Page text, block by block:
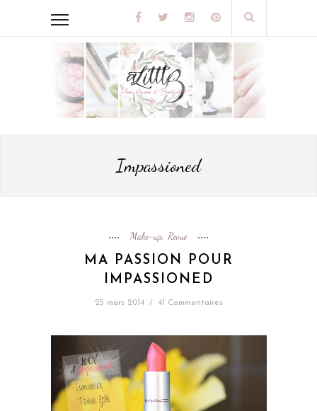
Impassioned
Make-up, Revue
MA PASSION POUR
IMPASSIONED
25 mars 2014 / 41 Commentaires